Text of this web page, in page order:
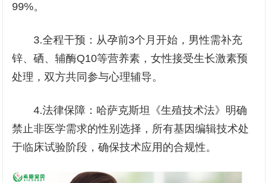
99%。
3.全程干预：从孕前3个月开始，男性需补充
锌、硒、辅酶Q10等营养素，女性接受生长激素预
处理，双方共同参与心理辅导。
4.法律保障：哈萨克斯坦《生殖技术法》明确
禁止非医学需求的性别选择，所有基因编辑技术处
于临床试验阶段，确保技术应用的合规性。